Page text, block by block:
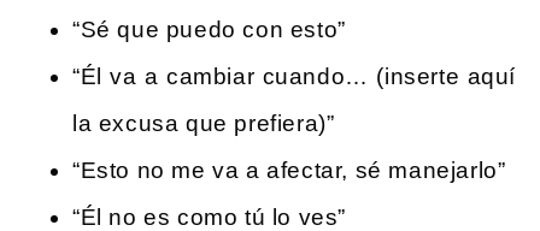
“Sé que puedo con esto”
“Él va a cambiar cuando… (inserte aquí
la excusa que prefiera)”
“Esto no me va a afectar, sé manejarlo”
“Él no es como tú lo ves”